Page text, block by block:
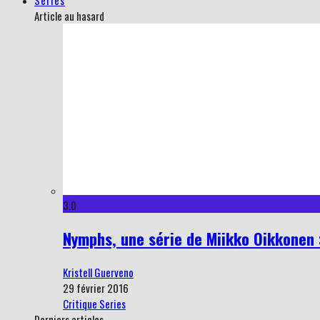
Article au hasard
3.0
Nymphs, une série de Miikko
Kristell Guerveno
29 février 2016
Critique Series